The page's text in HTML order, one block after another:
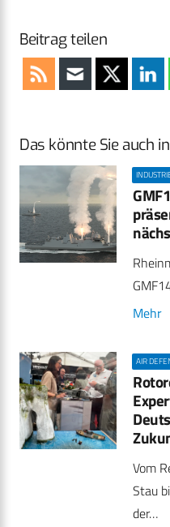
Beitrag teilen
Das könnte Sie auch
Mehr
AIR
Vom
Stau
der…